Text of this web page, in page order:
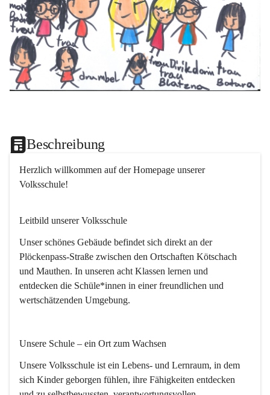
Beschreibung
Herzlich willkommen auf der Homepage unserer
Volksschule!
Leitbild unserer Volksschule
Unser schönes Gebäude befindet sich direkt an der
Plöckenpass-Straße zwischen den Ortschaften Kötschach
und Mauthen. In unseren acht Klassen lernen und
entdecken die Schüle*innen in einer freundlichen und
wertschätzenden Umgebung.
Unsere Schule – ein Ort zum Wachsen
Unsere Volksschule ist ein Lebens- und Lernraum, in dem
sich Kinder geborgen fühlen, ihre Fähigkeiten entdecken